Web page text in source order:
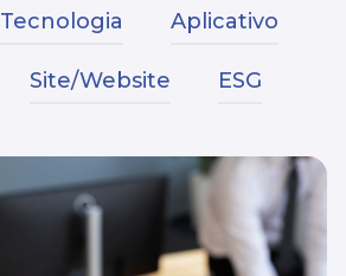
Tecnologia Aplicativo
Site/Website ESG